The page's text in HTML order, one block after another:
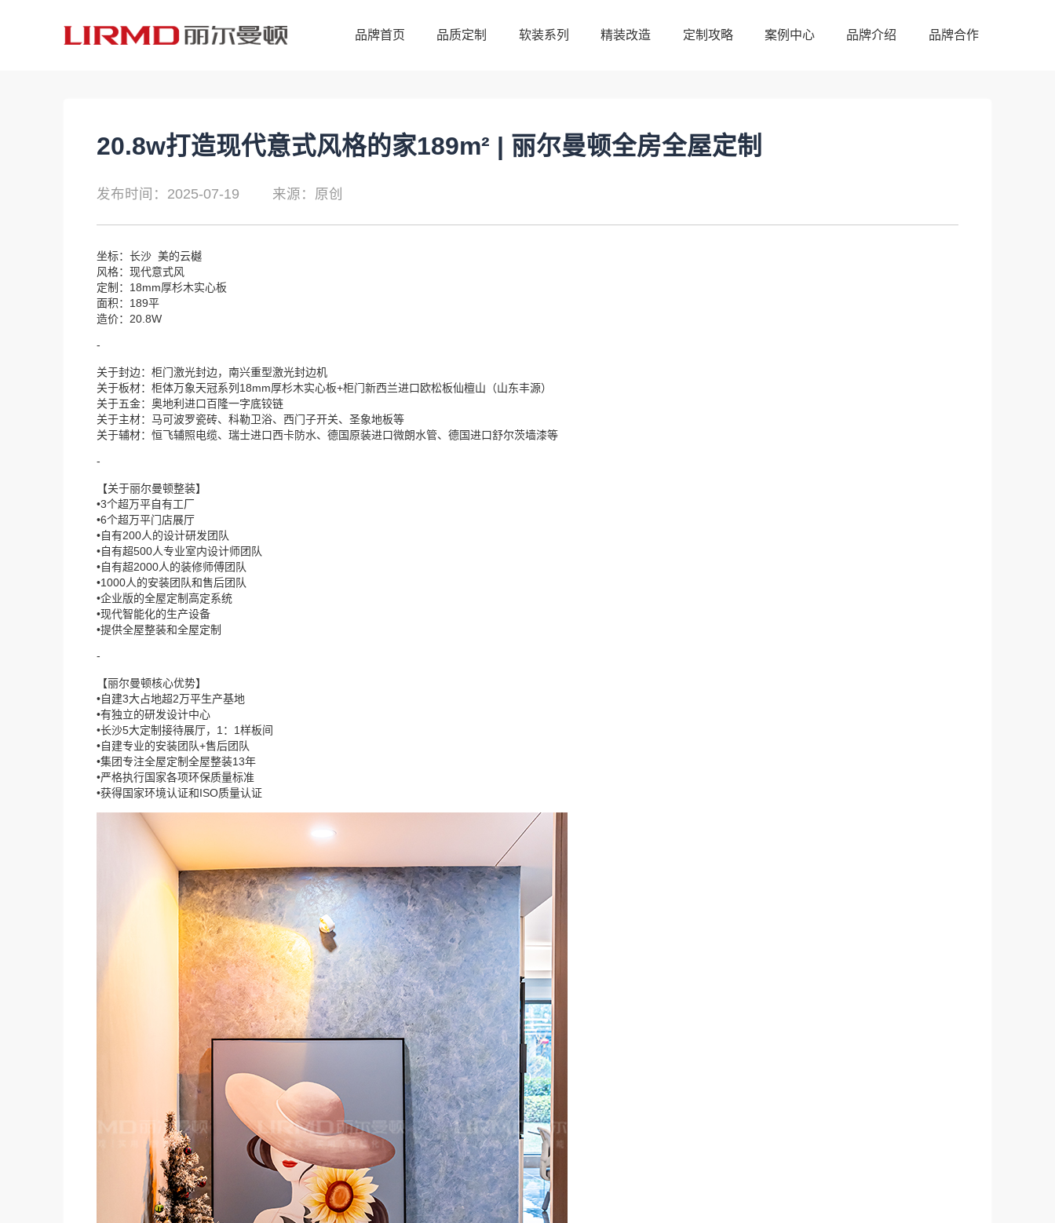
品牌首页 品质定制 软装系列 精装改造 定制攻略 案例中心 品牌介绍 品牌合作
20.8w打造现代意式风格的家189m² | 丽尔曼顿全房全屋定制
发布时间：2025-07-19 来源：原创
坐标：长沙 美的云樾
风格：现代意式风
定制：18mm厚杉木实心板
面积：189平
造价：20.8W
-
关于封边：柜门激光封边，南兴重型激光封边机
关于板材：柜体万象天冠系列18mm厚杉木实心板+柜门新西兰进口欧松板仙檀山（山东丰源）
关于五金：奥地利进口百隆一字底铰链
关于主材：马可波罗瓷砖、科勒卫浴、西门子开关、圣象地板等
关于辅材：恒飞辅照电缆、瑞士进口西卡防水、德国原装进口微朗水管、德国进口舒尔茨墙漆等
-
【关于丽尔曼顿整装】
•3个超万平自有工厂
•6个超万平门店展厅
•自有200人的设计研发团队
•自有超500人专业室内设计师团队
•自有超2000人的装修师傅团队
•1000人的安装团队和售后团队
•企业版的全屋定制高定系统
•现代智能化的生产设备
•提供全屋整装和全屋定制
-
【丽尔曼顿核心优势】
•自建3大占地超2万平生产基地
•有独立的研发设计中心
•长沙5大定制接待展厅，1：1样板间
•自建专业的安装团队+售后团队
•集团专注全屋定制全屋整装13年
•严格执行国家各项环保质量标准
•获得国家环境认证和ISO质量认证